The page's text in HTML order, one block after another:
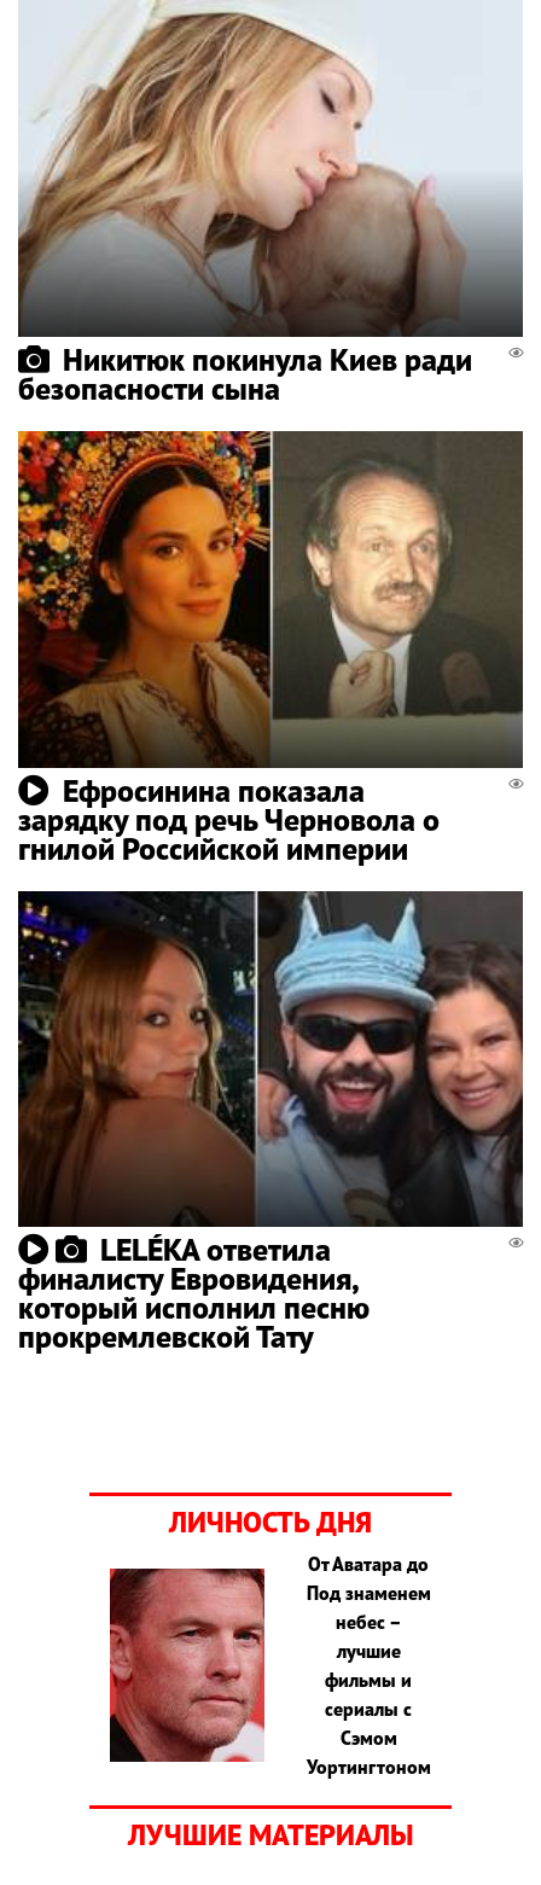
Никитюк покинула Киев ради
безопасности сына
Ефросинина показала
зарядку под речь Черновола о
гнилой Российской империи
LELÉKA ответила
финалисту Евровидения,
который исполнил песню
прокремлевской Тату
ЛИЧНОСТЬ ДНЯ
От Аватара до
Под знаменем
небес –
лучшие
фильмы и
сериалы с
Сэмом
Уортингтоном
ЛУЧШИЕ МАТЕРИАЛЫ